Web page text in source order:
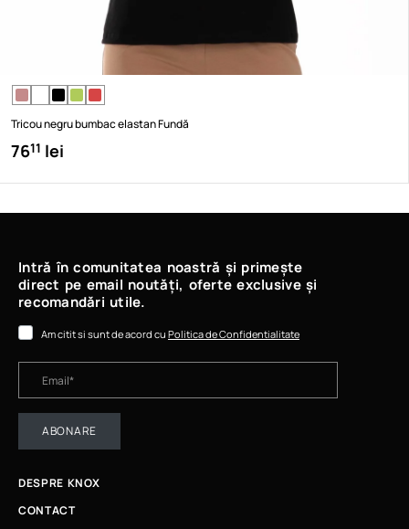
Tricou negru bumbac elastan Fundă
7611 lei
Intră în comunitatea noastră și primește
direct pe email noutăți, oferte exclusive și
recomandări utile.
Am citit si sunt de acord cu Politica de Confidentialitate
ABONARE
DESPRE KNOX
CONTACT